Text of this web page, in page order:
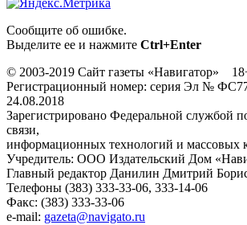
Сообщите об ошибке.
Выделите ее и нажмите Ctrl+Enter
© 2003-2019 Сайт газеты «Навигатор»
Регистрационный номер: серия Эл №
24.08.2018
Зарегистрировано Федеральной службой
связи,
информационных технологий и массовых
Учредитель: ООО Издательский Дом
Главный редактор Данилин Дмитрий
Телефоны (383) 333-33-06, 333-14-06
Факс: (383) 333-33-06
e-mail: gazeta@navigato.ru